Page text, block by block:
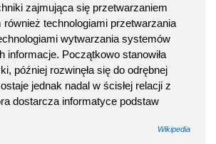
zajmująca się przetwarzaniem
również technologiami przetwarzania
wytwarzania systemów
informacje. Początkowo stanowiła
później rozwinęła się do odrębnej
jednak nadal w ścisłej relacji z
dostarcza informatyce podstaw
Wikipedia